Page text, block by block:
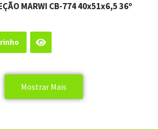
MARWI CB-774 40x51x6,5 36º
Mostrar Mais